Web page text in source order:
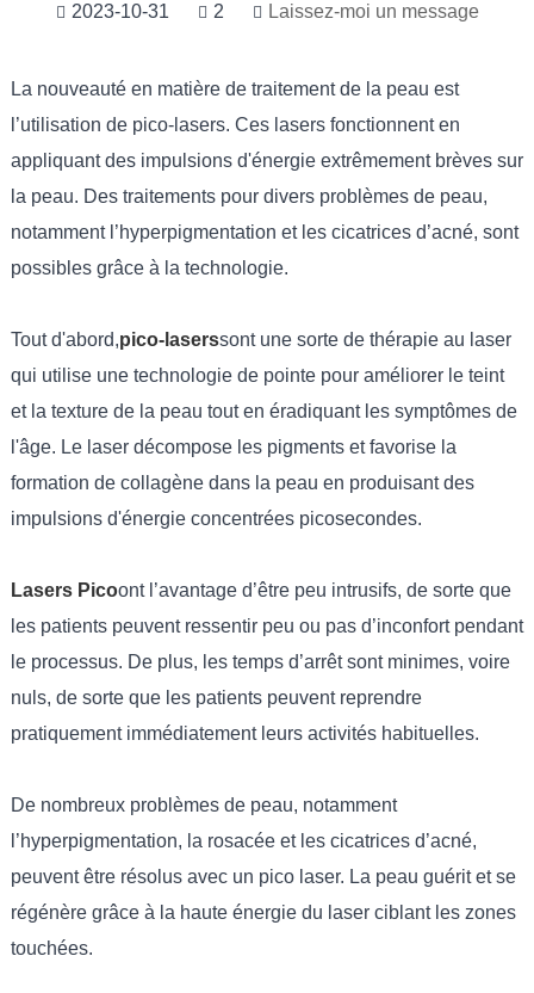
2023-10-31 2 Laissez-moi un message
La nouveauté en matière de traitement de la peau est
l’utilisation de pico-lasers. Ces lasers fonctionnent en
appliquant des impulsions d'énergie extrêmement brèves sur
la peau. Des traitements pour divers problèmes de peau,
notamment l’hyperpigmentation et les cicatrices d’acné, sont
possibles grâce à la technologie.
Tout d'abord,pico-laserssont une sorte de thérapie au laser
qui utilise une technologie de pointe pour améliorer le teint
et la texture de la peau tout en éradiquant les symptômes de
l'âge. Le laser décompose les pigments et favorise la
formation de collagène dans la peau en produisant des
impulsions d'énergie concentrées picosecondes.
Lasers Picoont l’avantage d’être peu intrusifs, de sorte que
les patients peuvent ressentir peu ou pas d’inconfort pendant
le processus. De plus, les temps d’arrêt sont minimes, voire
nuls, de sorte que les patients peuvent reprendre
pratiquement immédiatement leurs activités habituelles.
De nombreux problèmes de peau, notamment
l’hyperpigmentation, la rosacée et les cicatrices d’acné,
peuvent être résolus avec un pico laser. La peau guérit et se
régénère grâce à la haute énergie du laser ciblant les zones
touchées.